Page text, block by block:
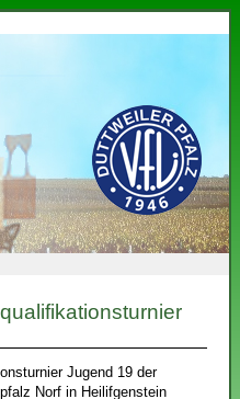
Jugend 19 der
Norf in Heilifgenstein